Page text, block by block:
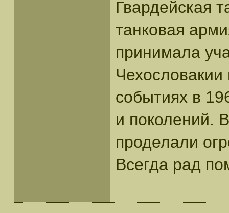
Гвардейская
танковая
принимала
Чехословакии
событиях в
и поколений.
проделали
Всегда рад